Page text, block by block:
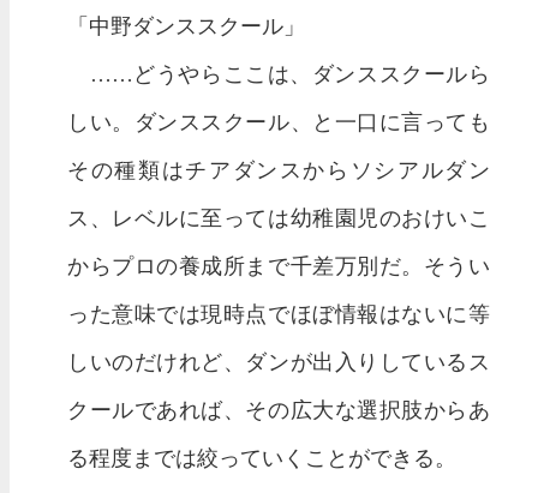
「中野ダンススクール」
……どうやらここは、ダンススクールら
しい。ダンススクール、と一口に言っても
その種類はチアダンスからソシアルダン
ス、レベルに至っては幼稚園児のおけいこ
からプロの養成所まで千差万別だ。そうい
った意味では現時点でほぼ情報はないに等
しいのだけれど、ダンが出入りしているス
クールであれば、その広大な選択肢からあ
る程度までは絞っていくことができる。